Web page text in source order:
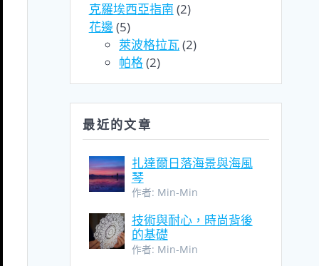
克羅埃西亞指南 (2)
花邊(5)
萊波格拉瓦(2)
帕格(2)
最近的文章
扎達爾日落海景與海風
琴
作者: Min-Min
技術與耐心，時尚背後
的基礎
作者: Min-Min